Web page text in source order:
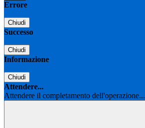
Errore
Chiudi
Successo
Chiudi
Informazione
Chiudi
Attendere...
Attendere il completamento dell'operazione...